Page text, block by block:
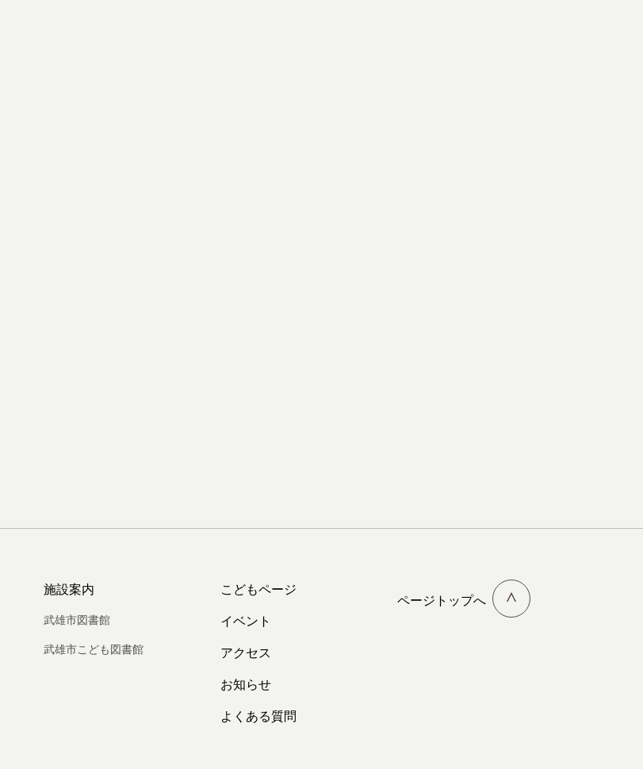
施設案内
武雄市図書館
武雄市こども図書館
こどもページ
イベント
アクセス
お知らせ
よくある質問
ページトップへ